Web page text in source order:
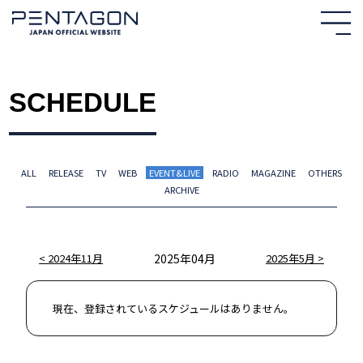
SCHEDULE
ALL RELEASE TV WEB EVENT&LIVE RADIO MAGAZINE
OTHERS
ARCHIVE
2024年11月 2025年04月 2025年5月
現在、登録されているスケジュールはありません。
HOME
PROFILE